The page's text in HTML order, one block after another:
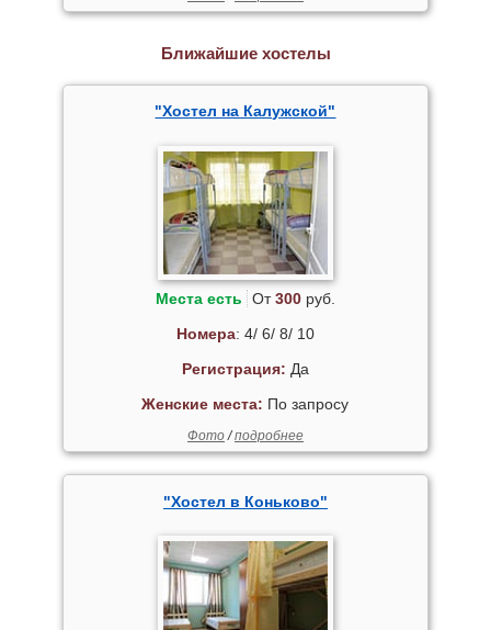
Ближайшие хостелы
"Хостел на Калужской"
Места есть От300руб.
Номера: 4/ 6/ 8/ 10
Регистрация: Да
Женские места: По запросу
Фото/подробнее
"Хостел в Коньково"